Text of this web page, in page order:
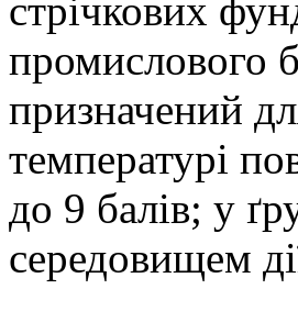
стрічкових
промислового
призначений
температурі
до 9 балів; у
середовищем